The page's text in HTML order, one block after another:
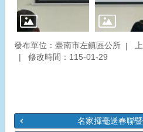
發布單位：臺南市左鎮區公所
修改時間：115-01-29
名家揮毫送春聯